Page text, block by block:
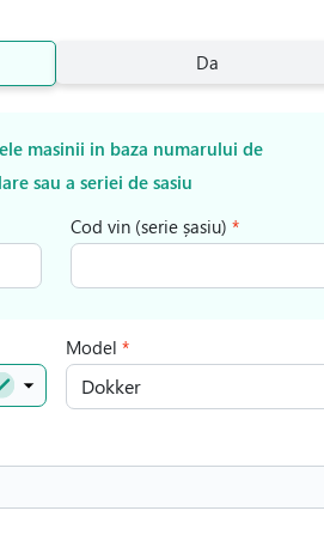
Da
masinii in baza numarului de
sau a seriei de sasiu
Cod vin (serie șasiu)
Model